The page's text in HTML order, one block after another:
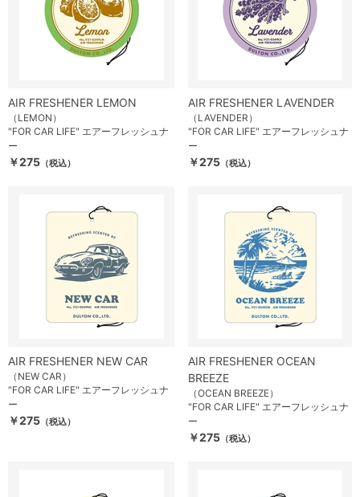
AIR FRESHENER LEMON
（LEMON）
"FOR CAR LIFE" エアーフレッシュナ
ー
￥275 （税込）
AIR FRESHENER LAVENDER
（LAVENDER）
"FOR CAR LIFE" エアーフレッシュナ
ー
￥275 （税込）
AIR FRESHENER NEW CAR
（NEW CAR）
"FOR CAR LIFE" エアーフレッシュナ
ー
￥275 （税込）
AIR FRESHENER OCEAN
BREEZE
（OCEAN BREEZE）
"FOR CAR LIFE" エアーフレッシュナ
ー
￥275 （税込）